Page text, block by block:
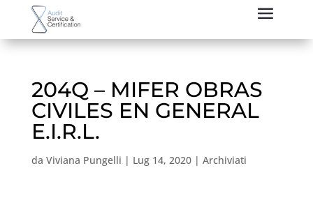
204Q – MIFER OBRAS
CIVILES EN GENERAL
E.I.R.L.
da Viviana Pungelli | Lug 14, 2020| Archiviati